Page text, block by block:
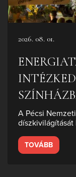
2026. 08. 01.
A Pécsi
díszkivilágítását
TOVÁBB